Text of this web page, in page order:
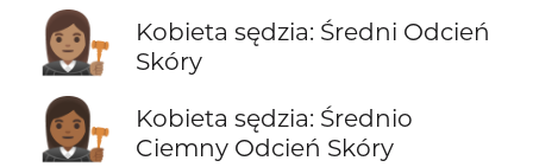
👩🏽‍⚖️
Kobieta sędzia: Średni Odcień
Skóry
👩🏾‍⚖️
Kobieta sędzia: Średnio
Ciemny Odcień Skóry